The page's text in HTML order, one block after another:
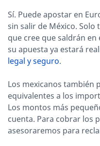
Sí. Puede apostar en
sin salir de México.
que cree que saldrán
su apuesta ya estará
legal y seguro.
Los mexicanos también
equivalentes a los
Los montos más
cuenta. Para cobrar los
asesoraremos para